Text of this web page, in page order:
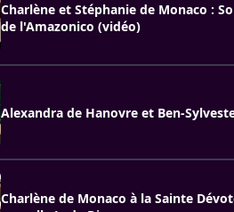
Charlène et Stéphanie de Monaco :
de l'Amazonico (vidéo)
Alexandra de Hanovre et Ben-
Charlène de Monaco à la Sainte